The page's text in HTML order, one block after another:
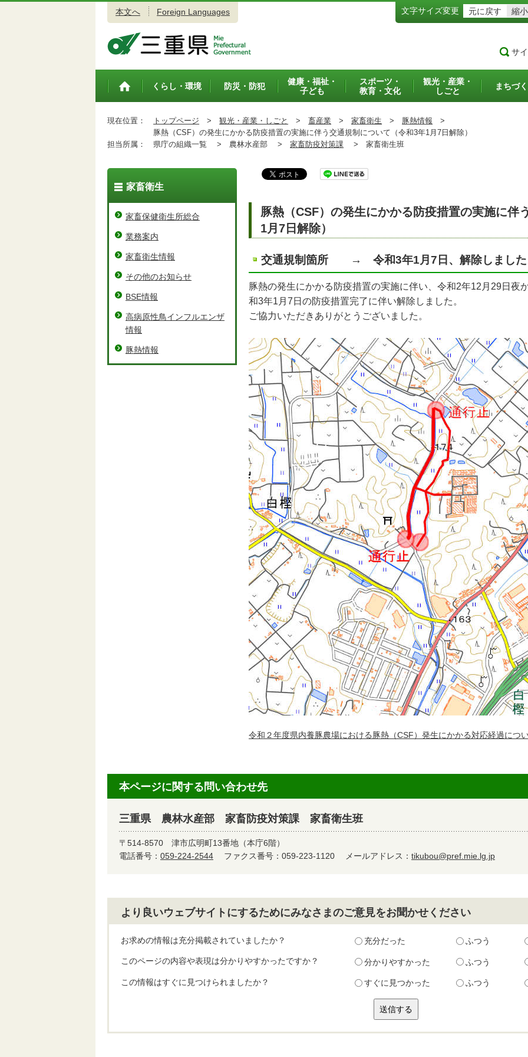
本文へ Foreign Languages 文字サイズ変更 元に戻す 縮小
サ
トップペ
くらし・環境 防災・防犯
健康・福祉・
子ども
スポーツ・
教育・文化
観光・産業・
しごと
まちづ
現在位置： トップページ > 観光・産業・しごと > 畜産業 > 家畜衛生 > 豚熱情報 >
豚熱（CSF）の発生にかかる防疫措置の実施に伴う交通規制について（令和3年1月7日解除）
担当所属：
県庁の組織一覧 > 農林水産部 > 家畜防疫対策課 > 家畜衛生班
豚熱（CSF）の発生にかかる防疫措置の実施に伴
1月7日解除）
交通規制箇所 → 令和3年1月7日、解除しました
豚熱の発生にかかる防疫措置の実施に伴い、令和2年12月29日夜
和3年1月7日の防疫措置完了に伴い解除しました。
ご協力いただきありがとうございました。
令和２年度県内養豚農場における豚熱（CSF）発生にかかる対応経過につ
家畜衛生
家畜保健衛生所総合
業務案内
家畜衛生情報
その他のお知らせ
BSE情報
高病原性鳥インフルエンザ
情報
豚熱情報
本ページに関する問い合わせ先
三重県 農林水産部 家畜防疫対策課 家畜衛生班
〒514-8570 津市広明町13番地（本庁6階）
電話番号： 059-224-2544 ファクス番号：059-223-1120 メールアドレス： tikubou@pref.mie.lg.jp
より良いウェブサイトにするためにみなさまのご意見をお聞かせください
お求めの情報は充分掲載されていましたか？ 充分だった ふつう
このページの内容や表現は分かりやすかったですか？ 分かりやすかった ふつう
この情報はすぐに見つけられましたか？ すぐに見つかった ふつう